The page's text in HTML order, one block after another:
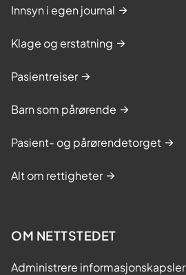
Innsyn i egen journal
Klage og erstatning
Pasientreiser
Barn som pårørende
Pasient- og pårørendetorget
Alt om rettigheter
OM NETTSTEDET
Administrere informasjonskapsler